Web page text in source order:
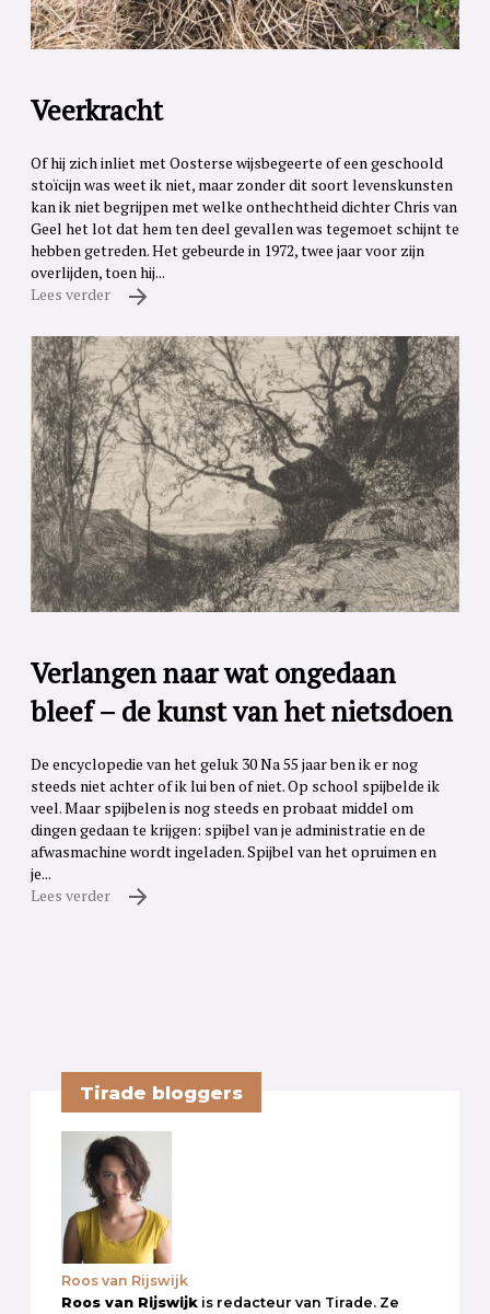
Veerkracht
Of hij zich inliet met Oosterse wijsbegeerte of een geschoold
stoïcijn was weet ik niet, maar zonder dit soort levenskunsten
kan ik niet begrijpen met welke onthechtheid dichter Chris van
Geel het lot dat hem ten deel gevallen was tegemoet schijnt te
hebben getreden. Het gebeurde in 1972, twee jaar voor zijn
overlijden, toen hij...
Lees verder
Verlangen naar wat ongedaan
bleef – de kunst van het nietsdoen
De encyclopedie van het geluk 30 Na 55 jaar ben ik er nog
steeds niet achter of ik lui ben of niet. Op school spijbelde ik
veel. Maar spijbelen is nog steeds en probaat middel om
dingen gedaan te krijgen: spijbel van je administratie en de
afwasmachine wordt ingeladen. Spijbel van het opruimen en
je...
Lees verder
Tirade bloggers
Roos van Rijswijk
Roos van Rijswijk is redacteur van Tirade. Ze